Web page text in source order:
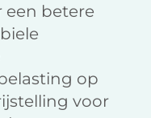
een betere
op
voor